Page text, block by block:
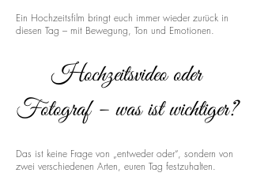
Ein Hochzeitsfilm bringt euch immer wieder zurück in
diesen Tag – mit Bewegung, Ton und Emotionen.
Hochzeitsvideo oder
Fotograf – was ist wichtiger?
Das ist keine Frage von „entweder oder“, sondern von
zwei verschiedenen Arten, euren Tag festzuhalten.